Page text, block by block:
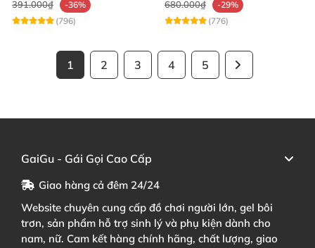
391.000₫
-36%
(796)
680.000₫
-29%
(776)
1 2 3 4 5
GaiGu - Gái Gọi Cao Cấp
Giao hàng cả đêm 24/24
Website chuyên cung cấp đồ chơi người lớn, gel bôi
trơn, sản phẩm hỗ trợ sinh lý và phụ kiện dành cho
nam, nữ. Cam kết hàng chính hãng, chất lượng, giao